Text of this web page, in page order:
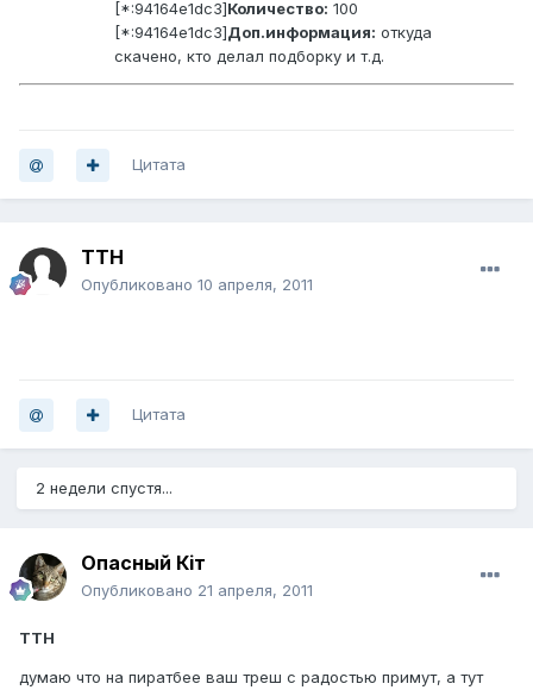
[*:94164e1dc3]Количество: 100
[*:94164e1dc3]Доп.информация: откуда
скачено, кто делал подборку и т.д.
Цитата
TTH
Опубликовано 10 апреля, 2011
Цитата
2 недели спустя...
Опасный Кiт
Опубликовано 21 апреля, 2011
TTH
думаю что на пиратбее ваш треш с радостью примут, а тут